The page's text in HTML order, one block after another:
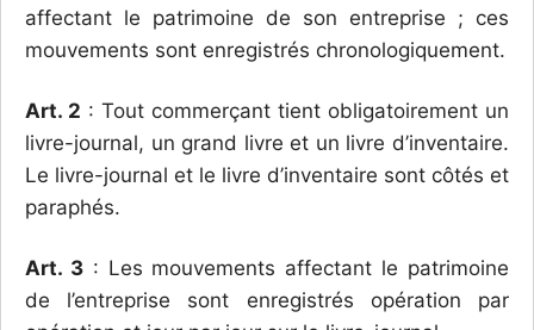
affectant le patrimoine de son entreprise ; ces
mouvements sont enregistrés chronologiquement.
Art. 2 : Tout commerçant tient obligatoirement un
livre-journal, un grand livre et un livre d’inventaire.
Le livre-journal et le livre d’inventaire sont côtés et
paraphés.
Art. 3: Les mouvements affectant le patrimoine
de l’entreprise sont enregistrés opération par